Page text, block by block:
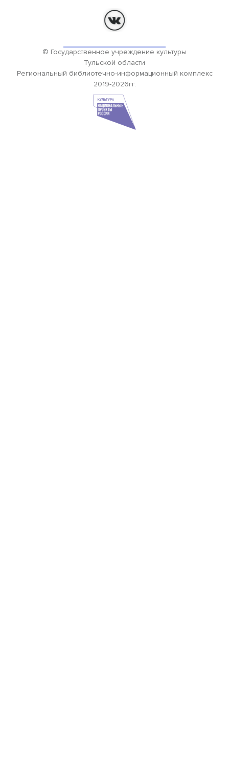
© Государственное учреждение культуры
Тульской области
Региональный библиотечно-информационный комплекс
2019-2026гг.